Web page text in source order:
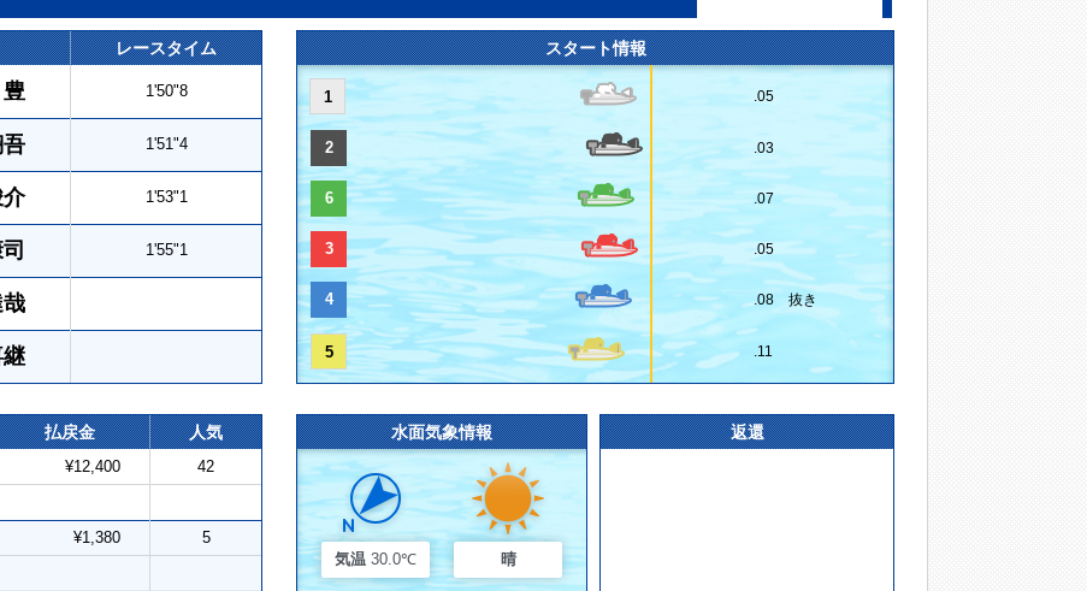
レースタイム
1'50"8
1'51"4
1'53"1
1'55"1
スタート情報
1 .05
2 .03
6 .07
3 .05
4 .08 抜き
5 .11
払戻金 人気
¥12,400 42
¥1,380 5
水面気象情報
気温 30.0℃ 晴
返還